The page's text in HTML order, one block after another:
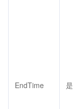
EndTime 是